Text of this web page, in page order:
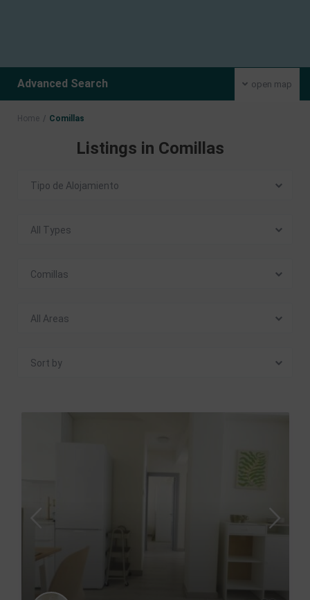
open map
Advanced Search
Home Comillas
Listings in Comillas
Tipo de Alojamiento
All Types
Comillas
All Areas
Sort by